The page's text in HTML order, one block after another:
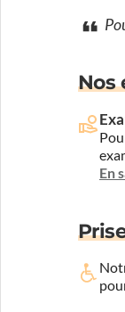
Nos
En